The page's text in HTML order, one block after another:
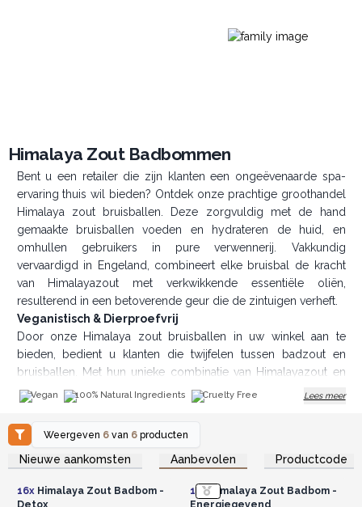
Himalaya Zout Badbommen
Bent u een retailer die zijn klanten een ongeëvenaarde spa-
ervaring thuis wil bieden? Ontdek onze prachtige groothandel
Himalaya zout bruisballen. Deze zorgvuldig met de hand
gemaakte bruisballen voeden en hydrateren de huid, en
omhullen gebruikers in pure verwennerij. Vakkundig
vervaardigd in Engeland, combineert elke bruisbal de kracht
van Himalayazout met verkwikkende essentiële oliën,
resulterend in een betoverende geur die de zintuigen verheft.
Veganistisch & Dierproefvrij
Door onze Himalaya zout bruisballen in uw winkel aan te
bieden, bedient u klanten die twijfelen tussen badzout en
bruisballen. Met hun unieke combinatie van Himalayazout en
essentiële oliën bieden deze bruisballen het beste van twee
levendige kleuren en betoverende geuren maken ze niet
alleen een traktatie voor de huid, maar ook een visueel
aantrekkelijke aanvulling op uw winkel. Om te voldoen aan de
bruisballen speciaal veganistisch en dierproefvrij. Elke bruisbal
Vegan 100% Natural Ingredients Cruelty Free Lees meer
Weergeven 6 van 6 producten
Nieuwe aankomsten Aanbevolen Productcode
Log in of registreer u voor
groothandelsprijzen.
16xHimalaya Zout Badbom -
Detox
Log in of registreer u voor
groothandelsprijzen.
16xHimalaya Zout Badbom -
Energiegevend